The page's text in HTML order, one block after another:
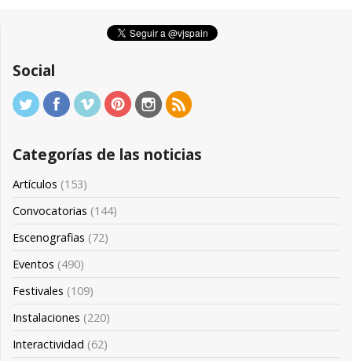
Social
Categorías de las noticias
Artículos (153)
Convocatorias (144)
Escenografias (72)
Eventos (490)
Festivales (109)
Instalaciones (220)
Interactividad (62)